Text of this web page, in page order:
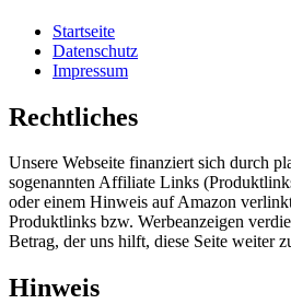
Startseite
Datenschutz
Impressum
Rechtliches
Unsere Webseite finanziert sich durch
sogenannten Affiliate Links
oder einem Hinweis auf Amazon
Produktlinks bzw. Werbeanzeigen
Betrag, der uns hilft, diese Seite weiter
Hinweis